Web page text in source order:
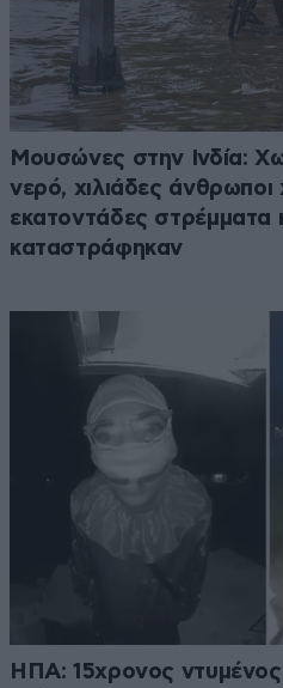
Μουσώνες στην Ινδία:
νερό, χιλιάδες άνθρωποι
εκατοντάδες στρέμματα
καταστράφηκαν
ΗΠΑ: 15χρονος